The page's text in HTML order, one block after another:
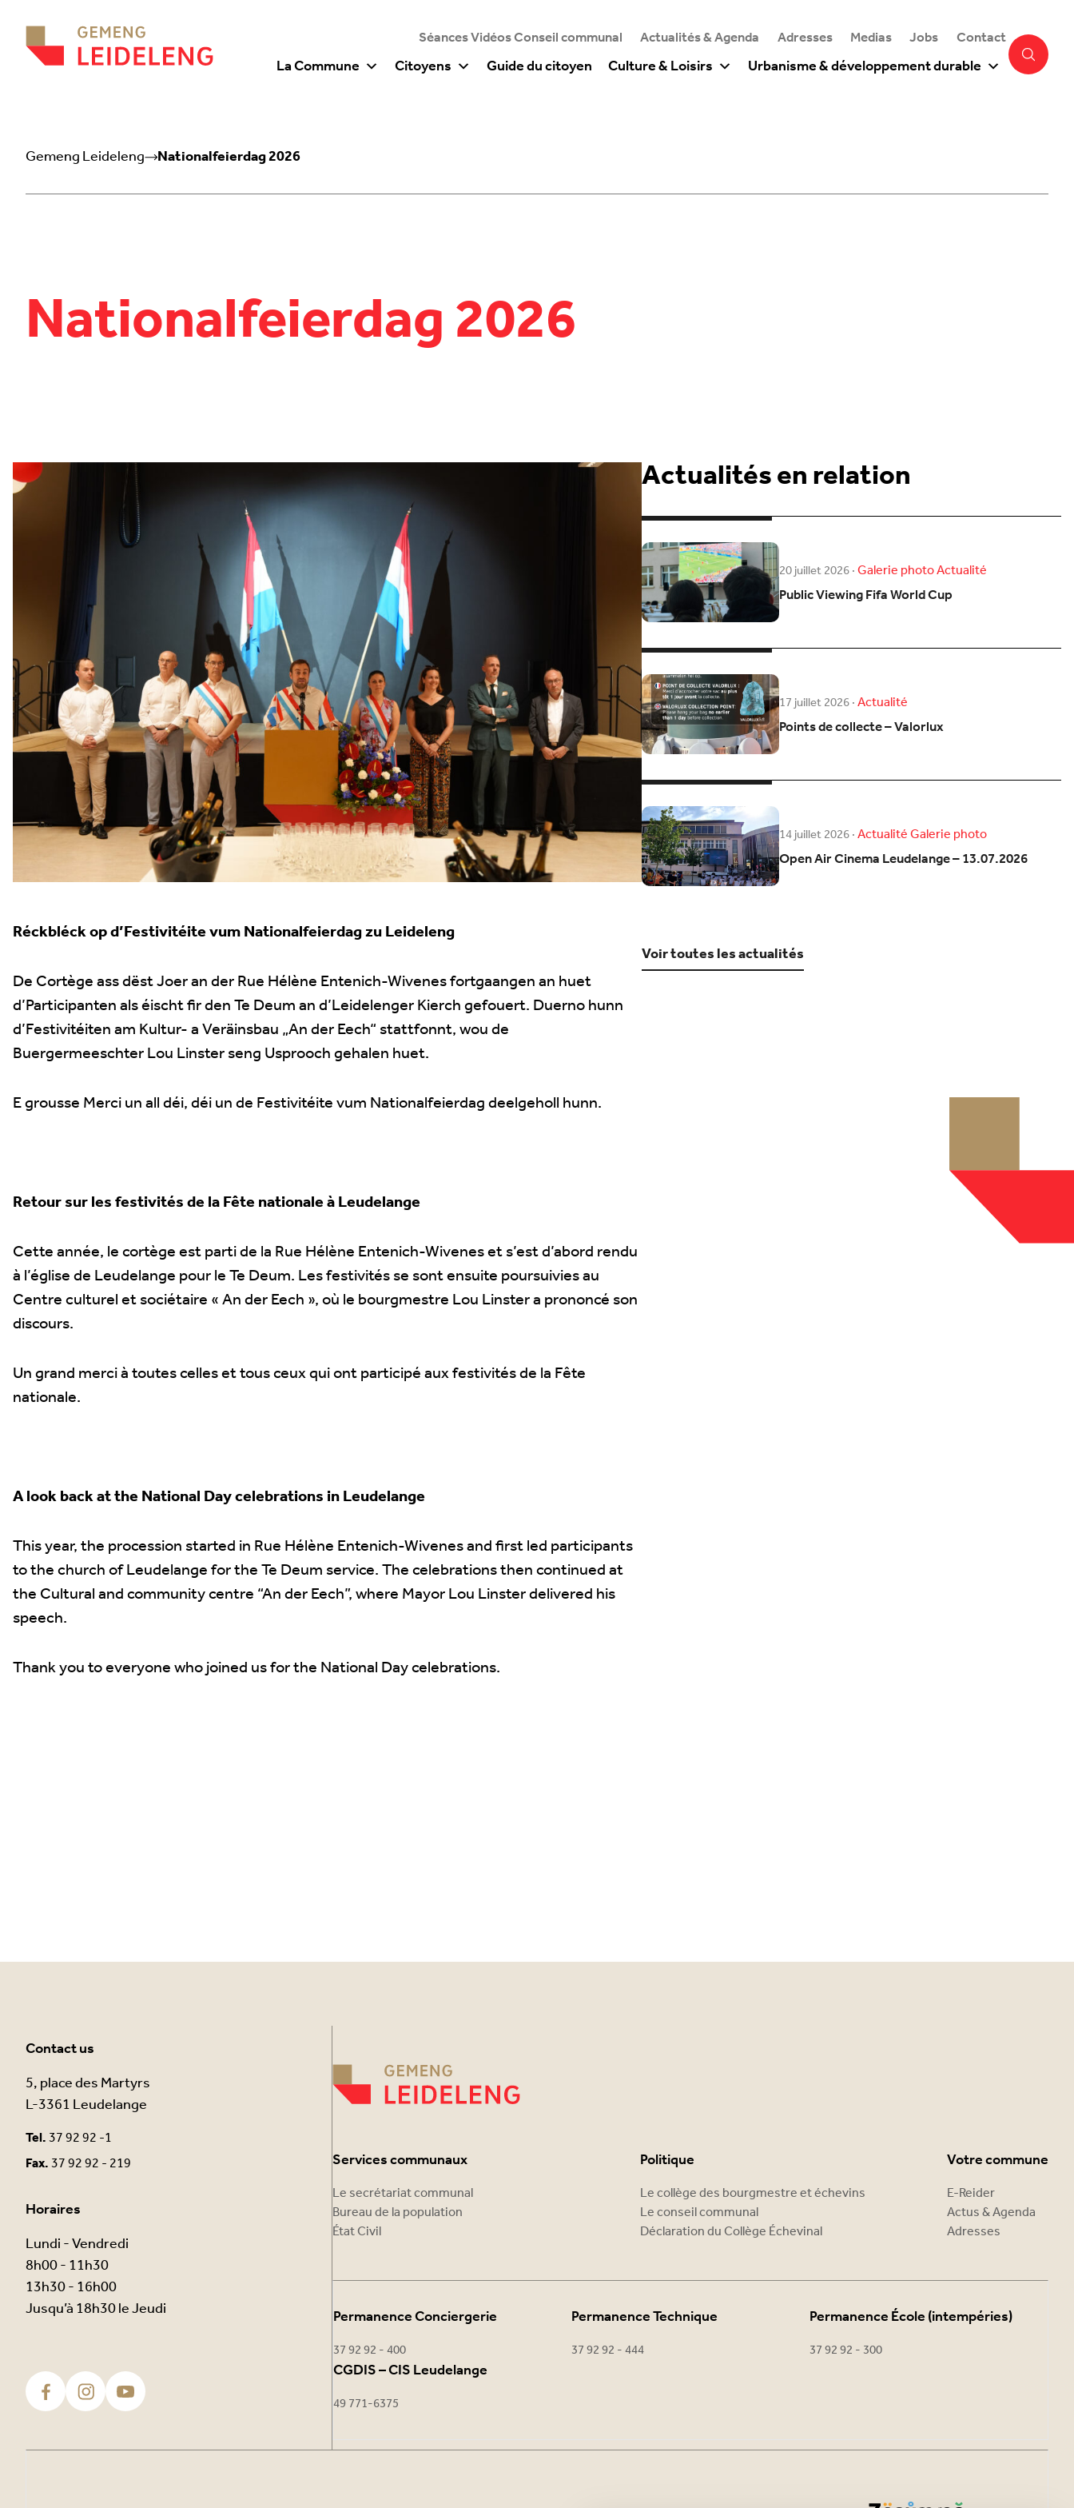
Séances Vidéos Conseil communal Actualités & Agenda Adresses Medias Jobs Contact
La Commune Citoyens Guide du citoyen Culture & Loisirs Urbanisme & développement durable
Gemeng Leideleng Nationalfeierdag 2026
Nationalfeierdag 2026
Réckbléck op d’Festivitéite vum Nationalfeierdag zu Leideleng
De Cortège ass dëst Joer an der Rue Hélène Entenich-Wivenes fortgaangen an huet
d’Participanten als éischt fir den Te Deum an d’Leidelenger Kierch gefouert. Duerno hunn
d’Festivitéiten am Kultur- a Veräinsbau „An der Eech“ stattfonnt, wou de
Buergermeeschter Lou Linster seng Usprooch gehalen huet.
E grousse Merci un all déi, déi un de Festivitéite vum Nationalfeierdag deelgeholl hunn.
Retour sur les festivités de la Fête nationale à Leudelange
Cette année, le cortège est parti de la Rue Hélène Entenich-Wivenes et s’est d’abord rendu
à l’église de Leudelange pour le Te Deum. Les festivités se sont ensuite poursuivies au
Centre culturel et sociétaire « An der Eech », où le bourgmestre Lou Linster a prononcé son
discours.
Un grand merci à toutes celles et tous ceux qui ont participé aux festivités de la Fête
nationale.
A look back at the National Day celebrations in Leudelange
This year, the procession started in Rue Hélène Entenich-Wivenes and first led participants
to the church of Leudelange for the Te Deum service. The celebrations then continued at
the Cultural and community centre “An der Eech”, where Mayor Lou Linster delivered his
speech.
Thank you to everyone who joined us for the National Day celebrations.
Actualités en relation
20 juillet 2026·Galerie photoActualité
Public Viewing Fifa World Cup
17 juillet 2026·Actualité
Points de collecte – Valorlux
14 juillet 2026·ActualitéGalerie photo
Open Air Cinema Leudelange – 13.07.2026
Voir toutes les actualités
Contact us
5, place des Martyrs
L-3361 Leudelange
Tel.37 92 92 -1
Fax.37 92 92 - 219
Horaires
Lundi - Vendredi
8h00 - 11h30
13h30 - 16h00
Jusqu’à 18h30 le Jeudi
Services communaux
Le secrétariat communal
Bureau de la population
État Civil
Politique
Le collège des bourgmestre et échevins
Le conseil communal
Déclaration du Collège Échevinal
Votre commune
E-Reider
Actus & Agenda
Adresses
Permanence Conciergerie
37 92 92 - 400
Permanence Technique
37 92 92 - 444
Permanence École (intempéries)
37 92 92 - 300
CGDIS – CIS Leudelange
49 771-6375